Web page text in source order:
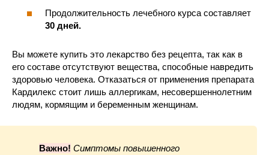
Продолжительность лечебного курса составляет
30 дней.
Вы можете купить это лекарство без рецепта, так как в
его составе отсутствуют вещества, способные навредить
здоровью человека. Отказаться от применения препарата
Кардилекс стоит лишь аллергикам, несовершеннолетним
людям, кормящим и беременным женщинам.
Важно! Симптомы повышенного